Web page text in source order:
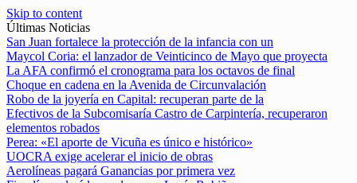
Skip to content
Últimas Noticias
San Juan fortalece la protección de la infancia con un
Maycol Coria: el lanzador de Veinticinco de Mayo que proyecta
La AFA confirmó el cronograma para los octavos de final
Choque en cadena en la Avenida de Circunvalación
Robo de la joyería en Capital: recuperan parte de la
Efectivos de la Subcomisaría Castro de Carpintería, recuperaron
elementos robados
Perea: «El aporte de Vicuña es único e histórico»
UOCRA exige acelerar el inicio de obras
Aerolíneas pagará Ganancias por primera vez